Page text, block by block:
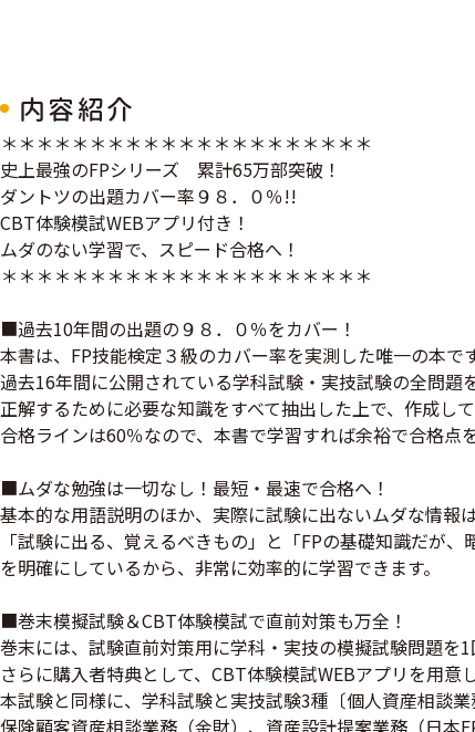
内容紹介
＊＊＊＊＊＊＊＊＊＊＊＊＊＊＊＊＊＊＊＊＊
史上最強のFPシリーズ 累計65万部突破！
ダントツの出題カバー率９８．０％!!
CBT体験模試WEBアプリ付き！
ムダのない学習で、スピード合格へ！
＊＊＊＊＊＊＊＊＊＊＊＊＊＊＊＊＊＊＊＊＊
■過去10年間の出題の９８．０％をカバー！
本書は、FP技能検定３級のカバー率を実測した唯一の本です
過去16年間に公開されている学科試験・実技試験の全問題
正解するために必要な知識をすべて抽出した上で、作成して
合格ラインは60％なので、本書で学習すれば余裕で合格点
■ムダな勉強は一切なし！最短・最速で合格へ！
基本的な用語説明のほか、実際に試験に出ないムダな情報
「試験に出る、覚えるべきもの」と「FPの基礎知識だが、
を明確にしているから、非常に効率的に学習できます。
■巻末模擬試験＆CBT体験模試で直前対策も万全！​
巻末には、試験直前対策用に学科・実技の模擬試験問題を1
さらに購入者特典として、CBT体験模試WEBアプリを用意
本試験と同様に、学科試験と実技試験3種〔個人資産相談業
保険顧客資産相談業務（金財）、資産設計提案業務（日本